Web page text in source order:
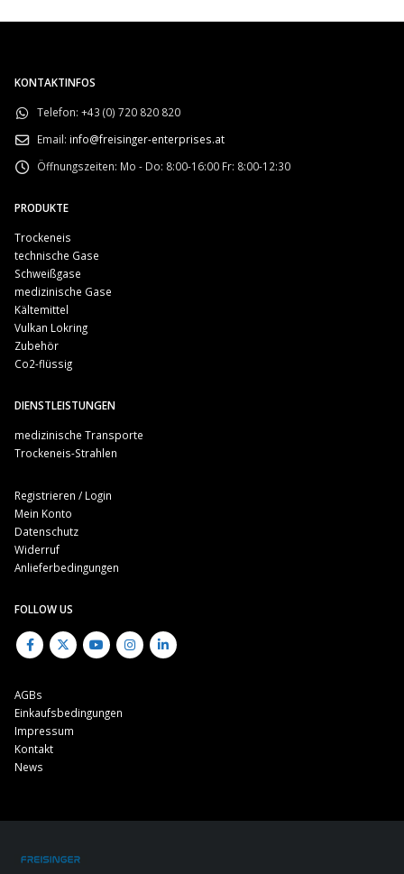
KONTAKTINFOS
Telefon: +43 (0) 720 820 820
Email: info@freisinger-enterprises.at
Öffnungszeiten: Mo - Do: 8:00-16:00 Fr: 8:00-12:30
PRODUKTE
Trockeneis
technische Gase
Schweißgase
medizinische Gase
Kältemittel
Vulkan Lokring
Zubehör
Co2-flüssig
DIENSTLEISTUNGEN
medizinische Transporte
Trockeneis-Strahlen
Registrieren / Login
Mein Konto
Datenschutz
Widerruf
Anlieferbedingungen
FOLLOW US
AGBs
Einkaufsbedingungen
Impressum
Kontakt
News